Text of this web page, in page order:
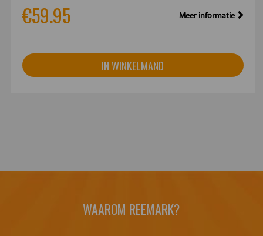
€59.95 Meer informatie
IN WINKELMAND
WAAROM REEMARK?